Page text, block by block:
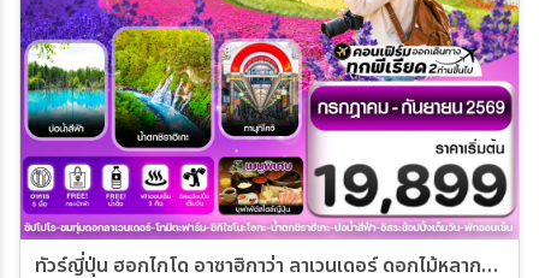
ทัวร์ญี่ปุ่น ฮอกไกโด อาซาฮิกาว่า ลาเวนเดอร์ ดอกไม้หลากสี อิสระช้อปปิ้ง 5วัน 3คืน (VZ)